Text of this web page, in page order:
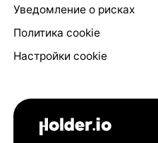
Уведомление о рисках
Политика cookie
Настройки cookie